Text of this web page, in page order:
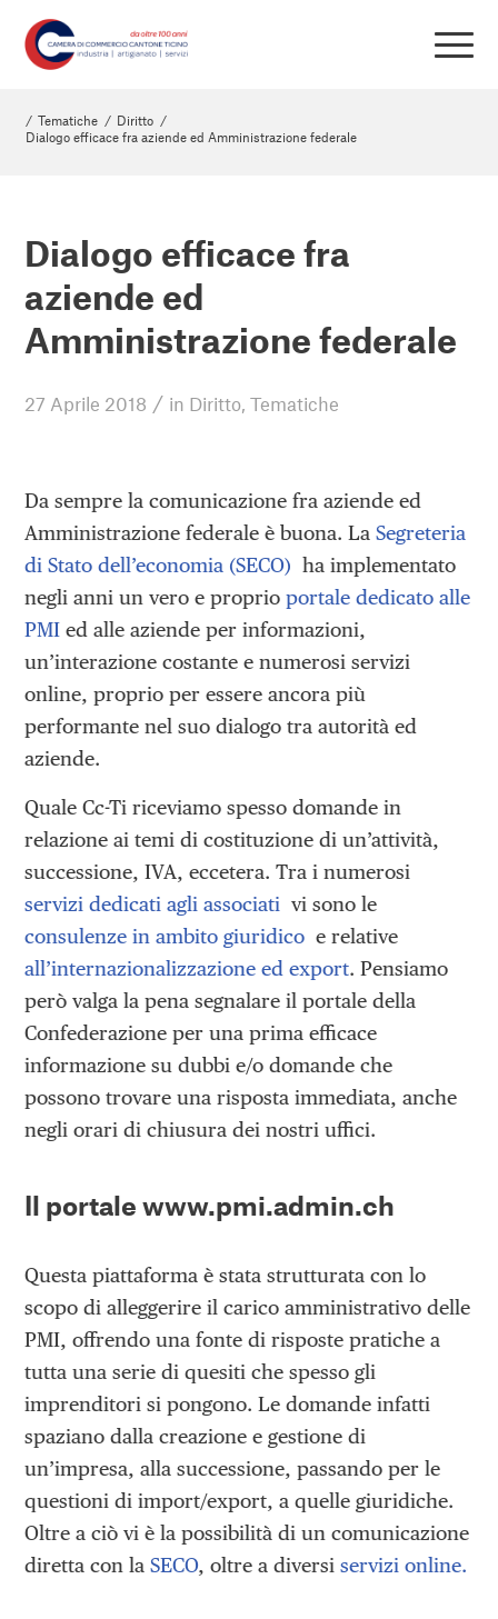
/ Tematiche / Diritto /
Dialogo efficace fra aziende ed Amministrazione federale
Dialogo efficace fra
aziende ed
Amministrazione federale
27 Aprile 2018 / in Diritto,Tematiche
Da sempre la comunicazione fra aziende ed
Amministrazione federale è buona. LaSegreteria
di Stato dell’economia (SECO) ha implementato
negli anni un vero e proprioportale dedicato alle
PMI ed alle aziende per informazioni,
un’interazione costante e numerosi servizi
online, proprio per essere ancora più
performante nel suo dialogo tra autorità ed
aziende.
Quale Cc-Ti riceviamo spesso domande in
relazione ai temi di costituzione di un’attività,
successione, IVA, eccetera. Tra i numerosi
servizi dedicati agli associati vi sono le
consulenze in ambito giuridico e relative
all’internazionalizzazione ed export. Pensiamo
però valga la pena segnalare il portale della
Confederazione per una prima efficace
informazione su dubbi e/o domande che
possono trovare una risposta immediata, anche
negli orari di chiusura dei nostri uffici.
Il portale www.pmi.admin.ch
Questa piattaforma è stata strutturata con lo
scopo di alleggerire il carico amministrativo delle
PMI, offrendo una fonte di risposte pratiche a
tutta una serie di quesiti che spesso gli
imprenditori si pongono. Le domande infatti
spaziano dalla creazione e gestione di
un’impresa, alla successione, passando per le
questioni di import/export, a quelle giuridiche.
Oltre a ciò vi è la possibilità di un comunicazione
diretta con laSECO, oltre a diversiservizi online.